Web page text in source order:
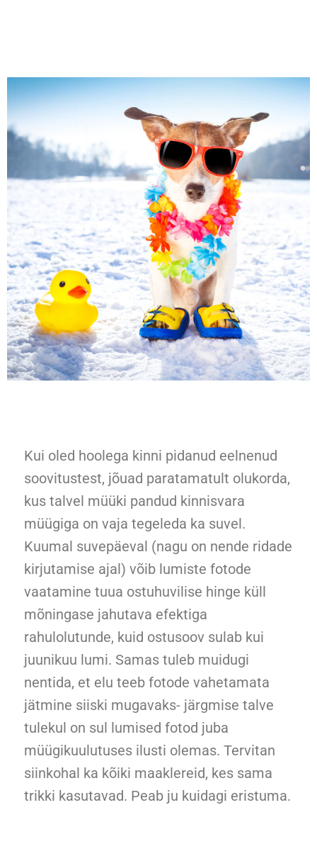
Kui oled hoolega kinni pidanud eelnenud
soovitustest, jõuad paratamatult olukorda,
kus talvel müüki pandud kinnisvara
müügiga on vaja tegeleda ka suvel.
Kuumal suvepäeval (nagu on nende ridade
kirjutamise ajal) võib lumiste fotode
vaatamine tuua ostuhuvilise hinge küll
mõningase jahutava efektiga
rahulolutunde, kuid ostusoov sulab kui
juunikuu lumi. Samas tuleb muidugi
nentida, et elu teeb fotode vahetamata
jätmine siiski mugavaks- järgmise talve
tulekul on sul lumised fotod juba
müügikuulutuses ilusti olemas. Tervitan
siinkohal ka kõiki maaklereid, kes sama
trikki kasutavad. Peab ju kuidagi eristuma.